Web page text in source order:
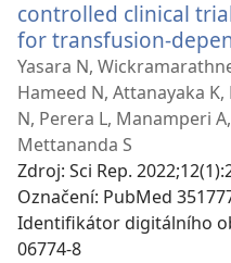
controlled clinical
for transfusion-
Yasara N,
Hameed N, Attanayaka
N, Perera L, Manamperi
Mettananda S
Zdroj‎: Sci Rep.
Označení‎: PubMed
Identifikátor digitálního
06774-8